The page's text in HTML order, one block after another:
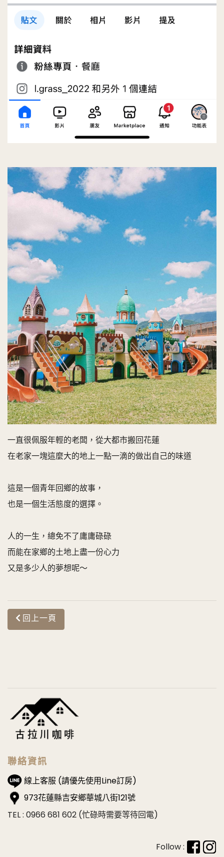
一直很佩服年輕的老闆，從大都市搬回花蓮
在老家一塊這麼大的地上一點一滴的做出自己的味道
這是一個青年回鄉的故事，
也是一個生活態度的選擇。
人的一生，總免不了庸庸碌碌
而能在家鄉的土地上盡一份心力
又是多少人的夢想呢～
回上一頁
聯絡資訊
線上客服 (請優先使用Line訂房)
973花蓮縣吉安鄉華城八街121號
TEL : 0966 681 602 (忙碌時需要等待回電)
Follow :